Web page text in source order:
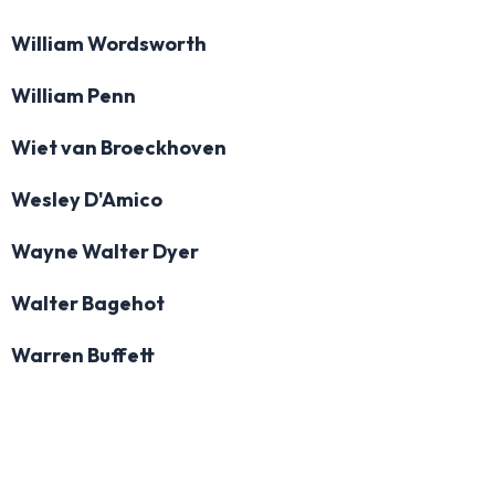
William Wordsworth
William Penn
Wiet van Broeckhoven
Wesley D'Amico
Wayne Walter Dyer
Walter Bagehot
Warren Buffett